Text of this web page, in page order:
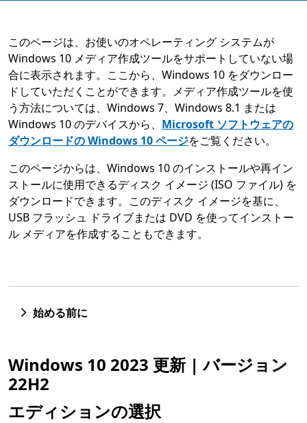
このページは、お使いのオペレーティング システムが
Windows 10 メディア作成ツールをサポートしていない場
合に表示されます。ここから、Windows 10 をダウンロー
ドしていただくことができます。メディア作成ツールを使
う方法については、Windows 7、Windows 8.1 または
Windows 10 のデバイスから、 Microsoft ソフトウェアの
ダウンロードの Windows 10 ページをご覧ください。
このページからは、Windows 10 のインストールや再イン
ストールに使用できるディスク イメージ (ISO ファイル) を
ダウンロードできます。このディスク イメージを基に、
USB フラッシュ ドライブまたは DVD を使ってインストー
ル メディアを作成することもできます。
始める前に
Windows 10 2023 更新 | バージョン
22H2
エディションの選択